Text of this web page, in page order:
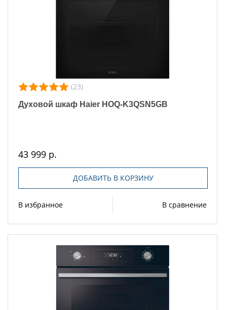
(23)
Духовой шкаф Haier HOQ-K3QSN5GB
43 999 р.
ДОБАВИТЬ В КОРЗИНУ
В избранное В сравнение